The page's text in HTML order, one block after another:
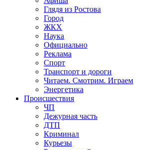
Глядя из Ростова
Город
ЖКХ
Наука
Официально
Реклама
Спорт
Транспорт и дороги
Читаем. Смотрим. Играем
Энергетика
Происшествия
ЧП
Дежурная часть
ДТП
Криминал
Курьезы